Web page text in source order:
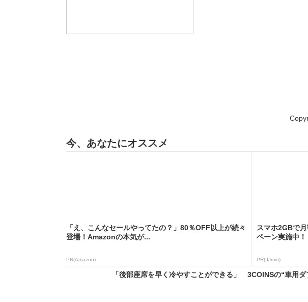
今、あなたにオススメ
「え、こんなセールやってたの？」80％OFF以上が続々
登場！Amazonの本気が...
PR(Amazon)
スマホ2GBで
ペーン実施中！
PR(IIJmio)
「後部座席を早く冷やすことができる」 3COINSの“車用